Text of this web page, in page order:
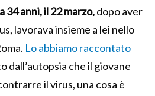
34 anni, il 22 marzo,dopo aver
lavorava insieme a lei nello
Lo abbiamo raccontato
dall’autopsia che il giovane
il virus, una cosa è